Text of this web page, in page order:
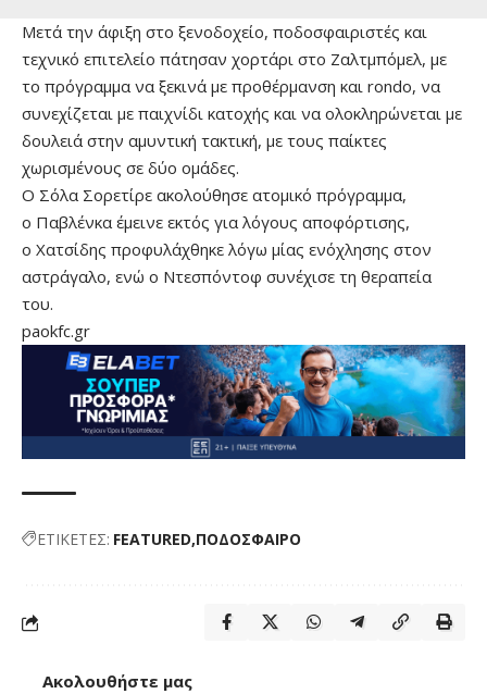
Μετά την άφιξη στο ξενοδοχείο, ποδοσφαιριστές και
τεχνικό επιτελείο πάτησαν χορτάρι στο Ζαλτμπόμελ, με
το πρόγραμμα να ξεκινά με προθέρμανση και rondo, να
συνεχίζεται με παιχνίδι κατοχής και να ολοκληρώνεται με
δουλειά στην αμυντική τακτική, με τους παίκτες
χωρισμένους σε δύο ομάδες.
Ο Σόλα Σορετίρε ακολούθησε ατομικό πρόγραμμα,
ο Παβλένκα έμεινε εκτός για λόγους αποφόρτισης,
ο Χατσίδης προφυλάχθηκε λόγω μίας ενόχλησης στον
αστράγαλο, ενώ ο Ντεσπόντοφ συνέχισε τη θεραπεία
του.
paokfc.gr
ΕΤΙΚΕΤΕΣ: FEATURED ΠΟΔΟΣΦΑΙΡΟ
Ακολουθήστε μας